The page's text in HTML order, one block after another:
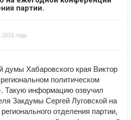
партии.
2015 года
думы Хабаровского края Виктор
политическом
Такую информацию озвучил
Закдумы Сергей Луговской на
отделения партии,